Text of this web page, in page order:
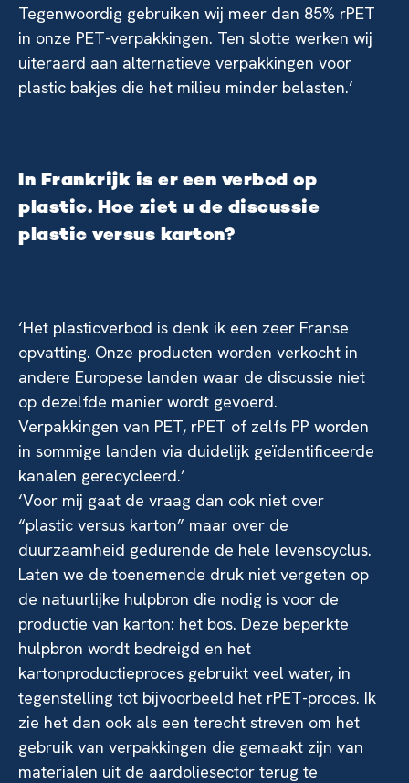
Tegenwoordig gebruiken wij meer dan 85% rPET
in onze PET-verpakkingen. Ten slotte werken wij
uiteraard aan alternatieve verpakkingen voor
plastic bakjes die het milieu minder belasten.’
In Frankrijk is er een verbod op
plastic. Hoe ziet u de discussie
plastic versus karton?
‘Het plasticverbod is denk ik een zeer Franse
opvatting. Onze producten worden verkocht in
andere Europese landen waar de discussie niet
op dezelfde manier wordt gevoerd.
Verpakkingen van PET, rPET of zelfs PP worden
in sommige landen via duidelijk geïdentificeerde
kanalen gerecycleerd.’
‘Voor mij gaat de vraag dan ook niet over
“plastic versus karton” maar over de
duurzaamheid gedurende de hele levenscyclus.
Laten we de toenemende druk niet vergeten op
de natuurlijke hulpbron die nodig is voor de
productie van karton: het bos. Deze beperkte
hulpbron wordt bedreigd en het
kartonproductieproces gebruikt veel water, in
tegenstelling tot bijvoorbeeld het rPET-proces. Ik
zie het dan ook als een terecht streven om het
gebruik van verpakkingen die gemaakt zijn van
materialen uit de aardoliesector terug te